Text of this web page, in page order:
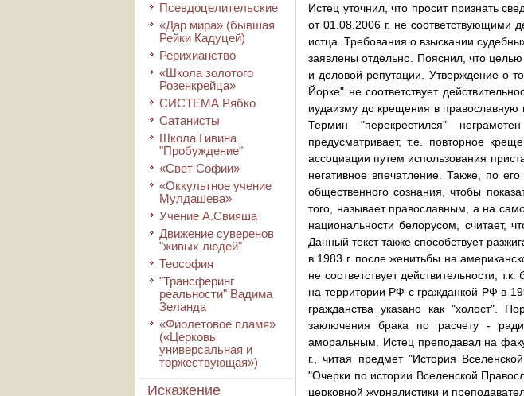
Псевдоцелительские
«Дар мира» (бывшая
Рейки Кадуцей)
Рерихианство
«Школа золотого
Розенкрейца»
СИСТЕМА Рябко
Сатанисты
Школа Гивина
"Пробуждение"
«Свет Софии»
«Оккультное учение
Мулдашева»
Учение А.Свияша
Движение суверенов
"живых людей"
Теософия
"Трансферинг
реальности" Вадима
Зеланда
«Фиолетовое пламя»
(«Церковь
универсальная и
торжествующая»)
Искажение
Истец уточнил, что просит признать
от 01.08.2006 г. не соответствующими
истца. Требования о взыскании
заявлены отдельно. Пояснил, что целью
и деловой репутации. Утверждение о
Йорке" не соответствует
иудаизму до крещения в православную
Термин "перекрестился"
предусматривает, т.е. повторное
ассоциации путем использования
негативное впечатление. Также, по
общественного сознания, чтобы
того, называет православным, а на
национальности белорусом, считает,
Данный текст также способствует
в 1983 г. после женитьбы на
не соответствует действительности,
на территории РФ с гражданкой РФ в
гражданства указано как "холост".
заключения брака по расчету -
аморальным. Истец преподавал на
г., читая предмет "История
"Очерки по истории Вселенской
церковной журналистики и